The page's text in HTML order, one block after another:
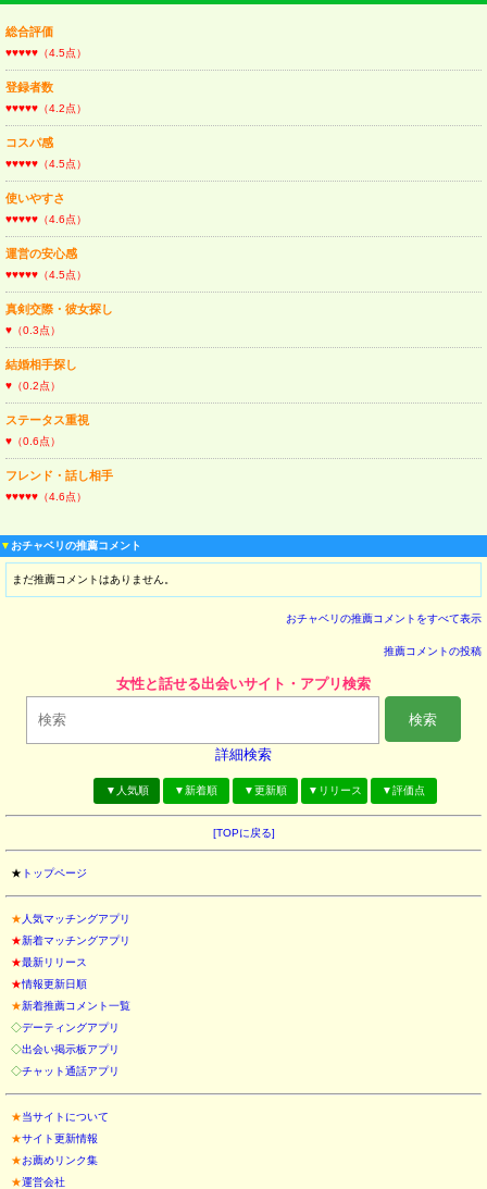
総合評価
♥♥♥♥♥（4.5点）
登録者数
♥♥♥♥♥（4.2点）
コスパ感
♥♥♥♥♥（4.5点）
使いやすさ
♥♥♥♥♥（4.6点）
運営の安心感
♥♥♥♥♥（4.5点）
真剣交際・彼女探し
♥（0.3点）
結婚相手探し
♥（0.2点）
ステータス重視
♥（0.6点）
フレンド・話し相手
♥♥♥♥♥（4.6点）
▼ おチャベリの推薦コメント
まだ推薦コメントはありません。
おチャベリの推薦コメントをすべて表示
推薦コメントの投稿
女性と話せる出会いサイト・アプリ検索
検索
詳細検索
▼人気順 ▼新着順 ▼更新順 ▼リリース ▼評価点
[TOPに戻る]
★ トップページ
★ 人気マッチングアプリ
★新着マッチングアプリ
★最新リリース
★情報更新日順
★新着推薦コメント一覧
◇デーティングアプリ
◇出会い掲示板アプリ
◇チャット通話アプリ
★当サイトについて
★サイト更新情報
★お薦めリンク集
★運営会社